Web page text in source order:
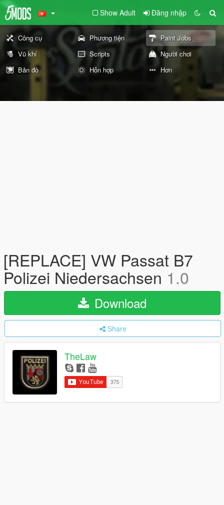
Show Adult Đăng nhập
Công cụ Phương tiện
Paint Jobs
Vũ khí
Scripts
Người chơi
Bản đồ
Hỗn hợp Hơn
[REPLACE] VW Passat B7
Polizei Niedersachsen 1.0
Download
Share
TheLaw